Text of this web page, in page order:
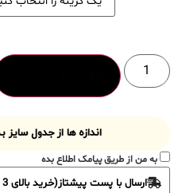
اندازه ها از جدول
به من از طریق پیامک اطلاع بده
ارسال با پست پیشتاز(خرید بالای 3 میلیون رایگان)